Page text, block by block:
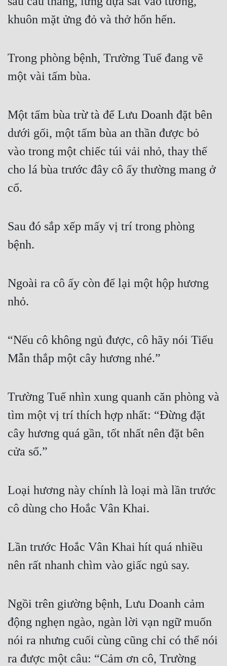
Đẹp
Sát Phạt Quyết Đoán
Vô Sỉ
Điềm Đạm
khuôn mặt ửng đỏ và thở hổn hển.
Trong phòng bệnh, Trường Tuế đang vẽ
một vài tấm bùa.
Một tấm bùa trừ tà để Lưu Doanh đặt bên
dưới gối, một tấm bùa an thần được bỏ
vào trong một chiếc túi vải nhỏ, thay thế
cho lá bùa trước đây cô ấy thường mang ở
cổ.
Sau đó sắp xếp mấy vị trí trong phòng
bệnh.
Ngoài ra cô ấy còn để lại một hộp hương
nhỏ.
“Nếu cô không ngủ được, cô hãy nói Tiểu
Mẫn thắp một cây hương nhé.”
Trường Tuế nhìn xung quanh căn phòng và
tìm một vị trí thích hợp nhất: “Đừng đặt
cây hương quá gần, tốt nhất nên đặt bên
cửa sổ.”
Loại hương này chính là loại mà lần trước
cô dùng cho Hoắc Vân Khai.
Lần trước Hoắc Vân Khai hít quá nhiều
nên rất nhanh chìm vào giấc ngủ say.
Ngồi trên giường bệnh, Lưu Doanh cảm
động nghẹn ngào, ngàn lời vạn ngữ muốn
nói ra nhưng cuối cùng cũng chỉ có thể nói
ra được một câu: “Cảm ơn cô, Trường